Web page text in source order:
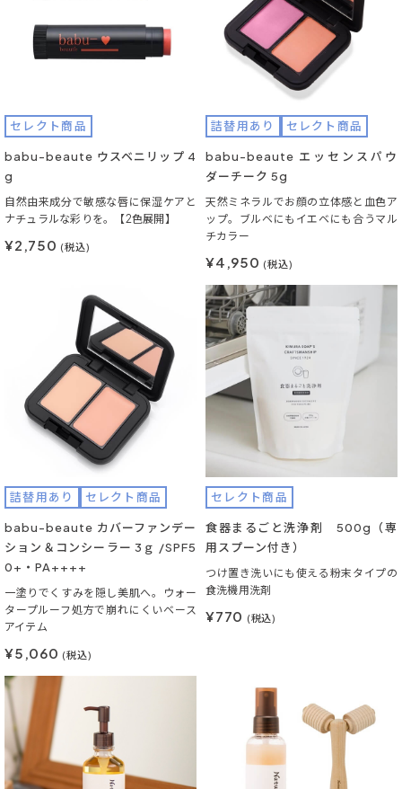
セレクト商品
babu-beaute ウスベニリップ 4
g
自然由来成分で敏感な唇に保湿ケアと
ナチュラルな彩りを。【2色展開】
¥2,750 (税込)
詰替用あり セレクト商品
babu-beaute エッセンスパウ
ダーチーク 5g
天然ミネラルでお顔の立体感と血色ア
ップ。ブルベにもイエベにも合うマル
チカラー
¥4,950 (税込)
詰替用あり セレクト商品
babu-beaute カバーファンデー
ション＆コンシーラー 3ｇ /SPF5
0+・PA++++
一塗りでくすみを隠し美肌へ。ウォー
タープルーフ処方で崩れにくいベース
アイテム
¥5,060 (税込)
セレクト商品
食器まるごと洗浄剤 500g（専
用スプーン付き）
つけ置き洗いにも使える粉末タイプの
食洗機用洗剤
¥770 (税込)